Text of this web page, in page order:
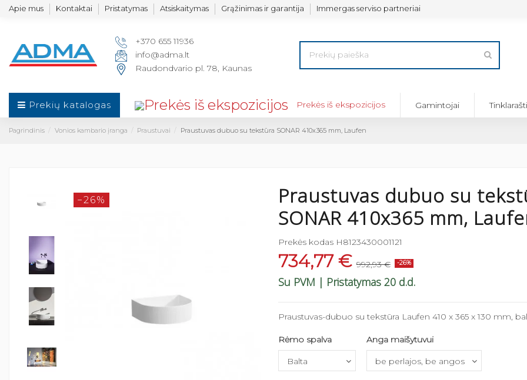
Apie mus Kontaktai Pristatymas Atsiskaitymas Grąžinimas ir garantija Immergas serviso partneriai
+370 655 11936
info@adma.lt
Raudondvario pl. 78, Kaunas
Prekių katalogas Prekės iš ekspozicijos Gamintojai
Pagrindinis Vonios kambario įranga Praustuvai Praustuvas dubuo su tekstūra SONAR 410x365 mm, Laufen
−26%
Praustuvas dubuo su
SONAR 410x365 mm,
Prekės kodas H8123430001121
734,77 € 992,93 € -26%
Su PVM | Pristatymas 20 d.d.
Praustuvas-dubuo su tekstūra Laufen 410 x 365 x 130 mm,
Rėmo spalva Anga maišytuvui